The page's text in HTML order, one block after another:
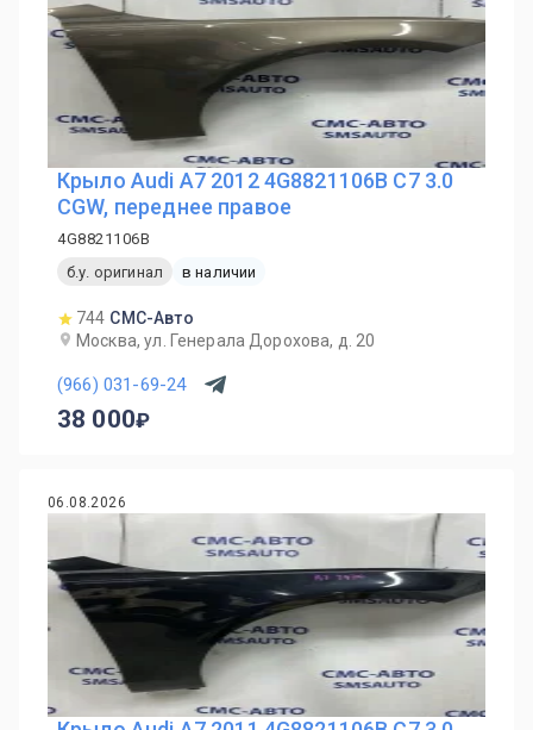
Крыло Audi A7 2012 4G8821106B C7 3.0
CGW, переднее правое
4G8821106B
б.у. оригинал
в наличии
744 СМС-Авто
Москва, ул. Генерала Дорохова, д. 20
(966) 031-69-24
38 000
06.08.2026